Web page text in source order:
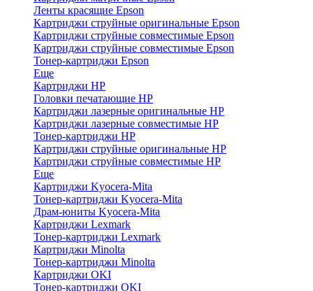
Ленты красящие Epson
Картриджи струйные оригинальные Epson
Картриджи струйные совместимые Epson
Картриджи струйные совместимые Epson
Тонер-картриджи Epson
Еще
Картриджи HP
Головки печатающие HP
Картриджи лазерные оригинальные HP
Картриджи лазерные совместимые HP
Тонер-картриджи HP
Картриджи струйные оригинальные HP
Картриджи струйные совместимые HP
Еще
Картриджи Kyocera-Mita
Тонер-картриджи Kyocera-Mita
Драм-юниты Kyocera-Mita
Картриджи Lexmark
Тонер-картриджи Lexmark
Картриджи Minolta
Тонер-картриджи Minolta
Картриджи OKI
Тонер-картриджи OKI